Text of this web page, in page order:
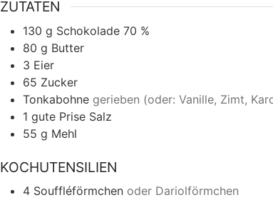
ZUTATEN
130 g Schokolade 70 %
80 g Butter
3 Eier
65 Zucker
Tonkabohne gerieben (oder: Vanille, Zimt,
1 gute Prise Salz
55 g Mehl
KOCHUTENSILIEN
4 Souffléförmchen oder Dariolförmchen